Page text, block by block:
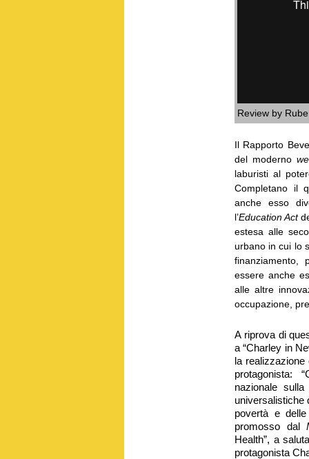
Review by
Il Rapporto
del moderno
laburisti al
Completano il
anche esso
l’Education Act
estesa alle
urbano in cui lo
finanziamento,
essere anche
alle altre
occupazione,
A riprova di
a “Charley in
la
protagonista:
nazionale
universalistiche
povertà e
promosso dal
Health”, a
protagonista